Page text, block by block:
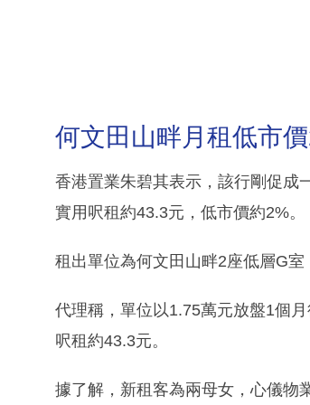
何文田山畔月租低市
香港置業朱碧其表示，該行剛促成
實用呎租約43.3元，低市價約2%。
租出單位為何文田山畔2座低層G室
代理稱，單位以1.75萬元放盤1個
呎租約43.3元。
據了解，新租客為兩母女，心儀物